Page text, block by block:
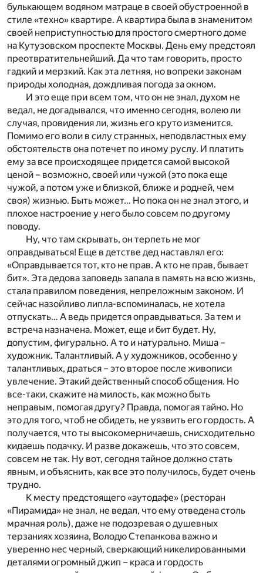
булькающем водяном матраце в своей обустроенной в
стиле «техно» квартире. А квартира была в знаменитом
своей неприступностью для простого смертного доме
на Кутузовском проспекте Москвы. День ему предстоял
преотвратительнейший. Да что там говорить, просто
гадкий и мерзкий. Как эта летняя, но вопреки законам
природы холодная, дождливая погода за окном.
И это еще при всем том, что он не знал, духом не
ведал, не догадывался, что именно сегодня, волею ли
случая, провидения ли, жизнь его круто изменится.
Помимо его воли в силу странных, неподвластных ему
обстоятельств она потечет по иному руслу. И платить
ему за все происходящее придется самой высокой
ценой – возможно, своей или чужой (это пока еще
чужой, а потом уже и близкой, ближе и родней, чем
своя) жизнью. Быть может… Но пока он не знал этого, и
плохое настроение у него было совсем по другому
поводу.
Ну, что там скрывать, он терпеть не мог
оправдываться! Еще в детстве дед наставлял его:
«Оправдывается тот, кто не прав. А кто не прав, бывает
бит». Эта дедова заповедь запала в память на всю жизнь,
стала правилом поведения, непреложным законом. И
сейчас назойливо липла-вспоминалась, не хотела
отпускать… А ведь придется оправдываться. За тем и
встреча назначена. Может, еще и бит будет. Ну,
допустим, фигурально. А то и натурально. Миша –
художник. Талантливый. А у художников, особенно у
талантливых, драться – это второе после живописи
увлечение. Этакий действенный способ общения. Но
все-таки, скажите на милость, как можно быть
неправым, помогая другу? Правда, помогая тайно. Но
это для того, чтоб не обидеть, не уязвить его гордость. А
получается, что ты высокомерничаешь, снисходительно
кидаешь подачку. И разве докажешь, что это совсем,
совсем не так. Ну вот, сегодня тайное должно стать
явным, и объяснить, как все это получилось, будет очень
трудно.
К месту предстоящего «аутодафе» (ресторан
«Пирамида» не знал, не ведал, что ему отведена столь
мрачная роль), даже не подозревая о душевных
терзаниях хозяина, Володю Степанкова важно и
уверенно нес черный, сверкающий никелированными
деталями огромный джип – краса и гордость